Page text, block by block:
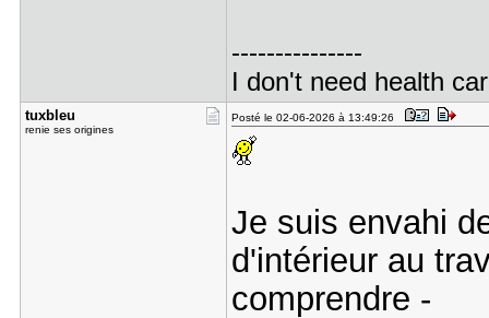
---------------
I don't need health
tuxbleu
renie ses origines
Posté le 02-06-2026 à 13:49:26
Je suis envahi
d'intérieur au
comprendre -